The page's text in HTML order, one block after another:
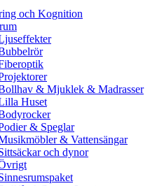
och Kognition
& Mjuklek & Madrasser
Huset
& Speglar
& Vattensängar
och dynor